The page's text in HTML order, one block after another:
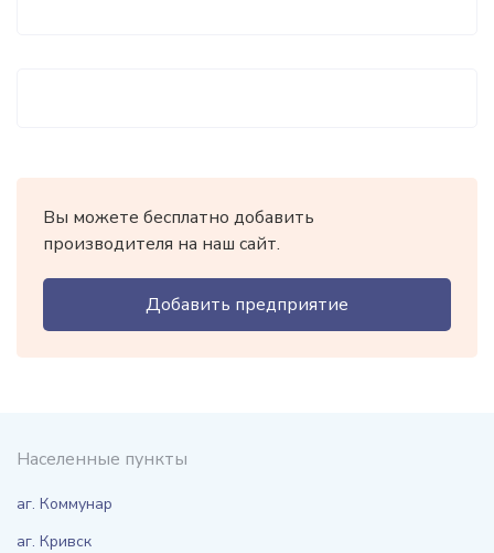
Вы можете бесплатно добавить
производителя на наш сайт.
Добавить предприятие
Населенные пункты
аг. Коммунар
аг. Кривск